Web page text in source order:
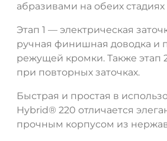
абразивами на обеих стадиях
Этап 1 — электрическая
ручная финишная доводка и
режущей кромки. Также этап
при повторных заточках.
Быстрая и простая в
Hybrid® 220 отличается
прочным корпусом из
ДА НЕТ